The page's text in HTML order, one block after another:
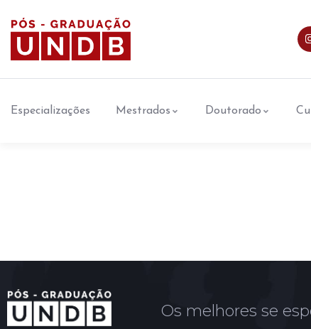
Especializações Mestrados Doutorado
Os melhores se